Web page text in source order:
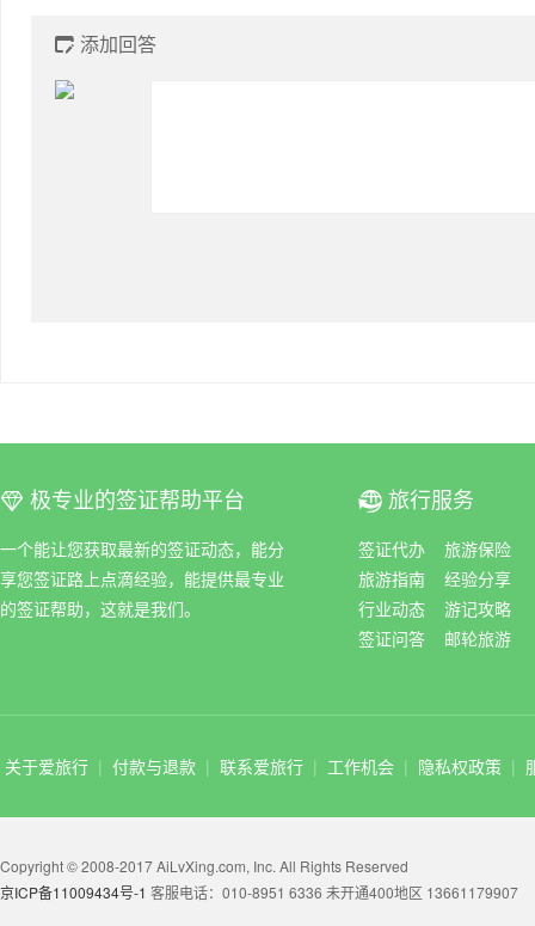
 添加回答
ꀆ 极专业的签证帮助平台
一个能让您获取最新的签证动态，能分
享您签证路上点滴经验，能提供最专业
的签证帮助，这就是我们。
ꀇ 旅行服务
签证代办
旅游保险
旅游指南
经验分享
行业动态
游记攻略
签证问答
邮轮旅游
关于爱旅行 | 付款与退款 | 联系爱旅行 | 工作机会 | 隐私权政策 |
Copyright © 2008-2017 AiLvXing.com, Inc. All Rights Reserved
京ICP备11009434号-1 客服电话：010-8951 6336 未开通400地区 13661179907